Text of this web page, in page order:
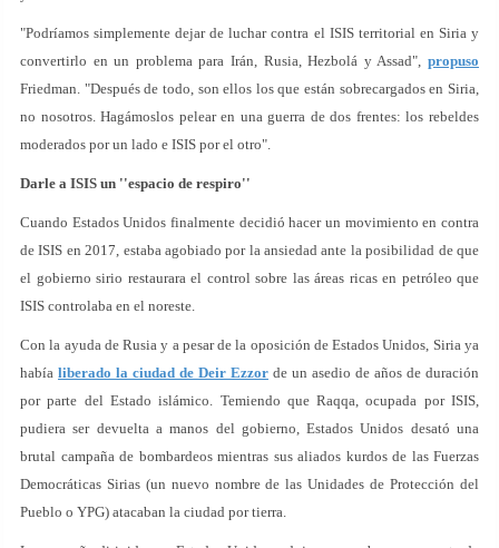
"Podríamos simplemente dejar de luchar contra el ISIS territorial en Siria y
convertirlo en un problema para Irán, Rusia, Hezbolá y Assad", propuso
Friedman. "Después de todo, son ellos los que están sobrecargados en Siria,
no nosotros. Hagámoslos pelear en una guerra de dos frentes: los rebeldes
moderados por un lado e ISIS por el otro".
Darle a ISIS un ''espacio de respiro''
Cuando Estados Unidos finalmente decidió hacer un movimiento en contra
de ISIS en 2017, estaba agobiado por la ansiedad ante la posibilidad de que
el gobierno sirio restaurara el control sobre las áreas ricas en petróleo que
ISIS controlaba en el noreste.
Con la ayuda de Rusia y a pesar de la oposición de Estados Unidos, Siria ya
había liberado la ciudad de Deir Ezzor de un asedio de años de duración
por parte del Estado islámico. Temiendo que Raqqa, ocupada por ISIS,
pudiera ser devuelta a manos del gobierno, Estados Unidos desató una
brutal campaña de bombardeos mientras sus aliados kurdos de las Fuerzas
Democráticas Sirias (un nuevo nombre de las Unidades de Protección del
Pueblo o YPG) atacaban la ciudad por tierra.